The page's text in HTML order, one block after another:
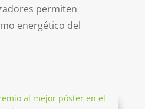
permiten
energético del